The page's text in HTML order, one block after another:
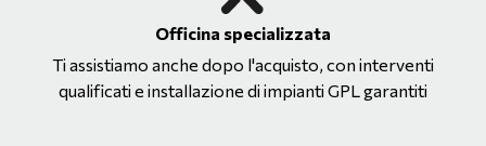
Officina specializzata
Ti assistiamo anche dopo l'acquisto, con interventi
qualificati e installazione di impianti GPL garantiti